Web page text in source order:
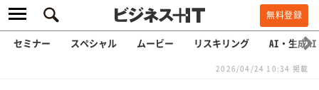
無料登録
セミナー スペシャル ムービー リスキリング AI・生成AI
2026/04/24 10:34 掲載